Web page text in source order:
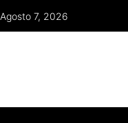
Agosto 7, 2026